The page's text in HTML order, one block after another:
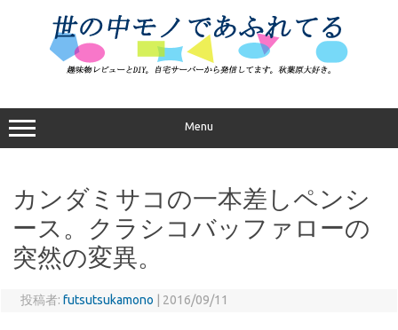
プ
Menu
カンダミサコの一本差しペンシ
ース。クラシコバッファローの
突然の変異。
投稿者: futsutsukamono 2016/09/11